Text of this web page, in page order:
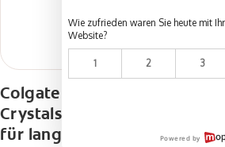
Colgate Zahnpasta Max
Crystals 75 ml - effektive
für langanhaltende Frische
Wie zufrieden waren Sie heute mit
Website?
1 2 3
Powered by